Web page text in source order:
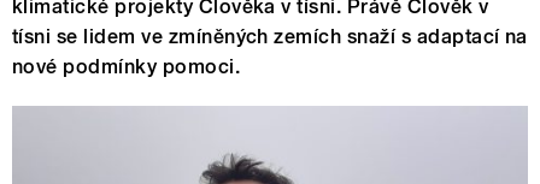
klimatické projekty Člověka v tísni. Právě Člověk v
tísni se lidem ve zmíněných zemích snaží s adaptací na
nové podmínky pomoci.